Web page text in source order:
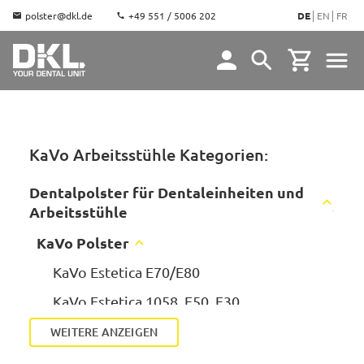
polster@dkl.de +49 551 / 5006 202 DE EN FR
KaVo Arbeitsstühle Kategorien:
Dentalpolster für Dentaleinheiten und
Arbeitsstühle
KaVo Polster
KaVo Estetica E70/E80
KaVo Estetica 1058, E50, E30
KaVo Estetica 1065/1066
WEITERE ANZEIGEN